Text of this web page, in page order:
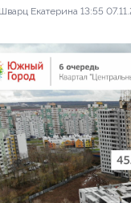
Екатерина 13:55